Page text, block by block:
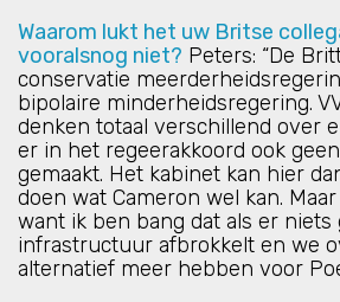
Waarom lukt het uw Britse
vooralsnog niet? Peters: “De
conservatie
bipolaire minderheidsregering.
denken totaal verschillend over
er in het regeerakkoord ook
gemaakt. Het kabinet kan hier
doen wat Cameron wel kan.
want ik ben bang dat als er niets
infrastructuur afbrokkelt en we
alternatief meer hebben voor